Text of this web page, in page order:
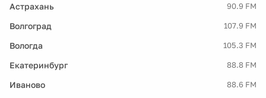
Астрахань 90.9 FM
Волгоград 107.9 FM
Вологда 105.3 FM
Екатеринбург 88.8 FM
Иваново 88.6 FM